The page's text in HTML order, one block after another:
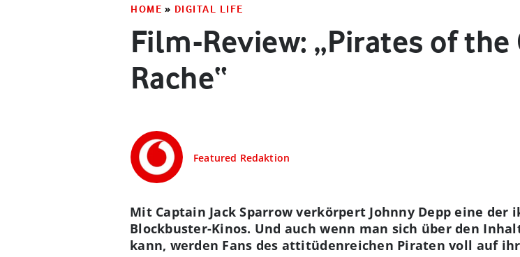
HOME » DIGITAL LIFE
Film-Review: „Pirates of the
Rache“
Featured Redaktion
Mit Captain Jack Sparrow verkörpert Johnny Depp eine der
Blockbuster-Kinos. Und auch wenn man sich über den
kann, werden Fans des attitüdenreichen Piraten voll auf